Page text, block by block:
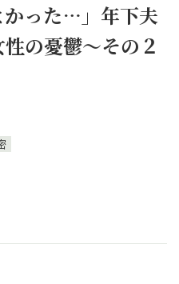
かった…」年下夫
の憂鬱～その２